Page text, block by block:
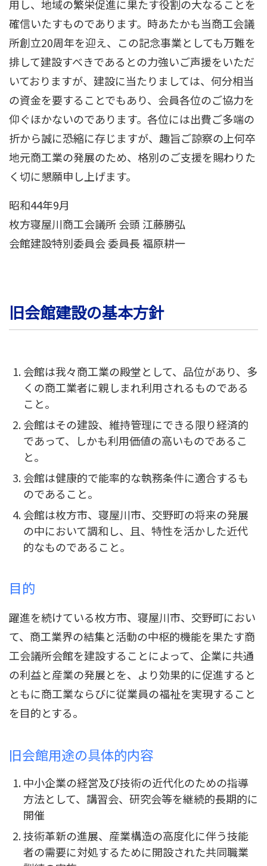
用し、地域の繁栄促進に果たす役割の大なることを
確信いたすものであります。時あたかも当商工会議
所創立20周年を迎え、この記念事業としても万難を
排して建設すべきであるとの力強いご声援をいただ
いておりますが、建設に当たりましては、何分相当
の資金を要することでもあり、会員各位のご協力を
仰ぐほかないのであります。各位には出費ご多端の
折から誠に恐縮に存じますが、趣旨ご諒察の上何卒
地元商工業の発展のため、格別のご支援を賜わりた
く切に懇願申し上げます。
昭和44年9月
枚方寝屋川商工会議所 会頭 江藤勝弘
会館建設特別委員会 委員長 福原耕一
旧会館建設の基本方針
会館は我々商工業の殿堂として、品位があり、多
くの商工業者に親しまれ利用されるものである
こと。
会館はその建設、維持管理にできる限り経済的
であって、しかも利用価値の高いものであるこ
と。
会館は健康的で能率的な執務条件に適合するも
のであること。
会館は枚方市、寝屋川市、交野町の将来の発展
の中において調和し、且、特性を活かした近代
的なものであること。
目的
躍進を続けている枚方市、寝屋川市、交野町におい
て、商工業界の結集と活動の中枢的機能を果たす商
工会議所会館を建設することによって、企業に共通
の利益と産業の発展とを、より効果的に促進すると
ともに商工業ならびに従業員の福祉を実現すること
を目的とする。
旧会館用途の具体的内容
中小企業の経営及び技術の近代化のための指導
方法として、講習会、研究会等を継続的長期的に
開催
技術革新の進展、産業構造の高度化に伴う技能
者の需要に対処するために開設された共同職業